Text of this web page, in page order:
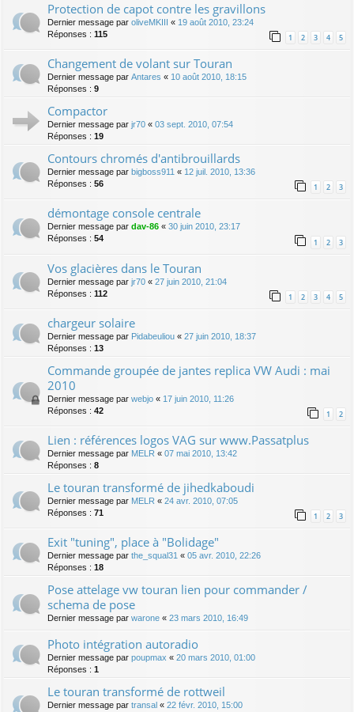
Protection de capot contre les gravillons
Dernier message par oliveMKIII « 19 août 2010, 23:24
Réponses : 115 1 2 3 4 5
Changement de volant sur Touran
Dernier message par Antares « 10 août 2010, 18:15
Réponses : 9
Compactor
Dernier message par jr70 « 03 sept. 2010, 07:54
Réponses : 19
Contours chromés d'antibrouillards
Dernier message par bigboss911 « 12 juil. 2010, 13:36
Réponses : 56 1 2 3
démontage console centrale
Dernier message par dav-86 « 30 juin 2010, 23:17
Réponses : 54 1 2 3
Vos glacières dans le Touran
Dernier message par jr70 « 27 juin 2010, 21:04
Réponses : 112 1 2 3 4 5
chargeur solaire
Dernier message par Pidabeuliou « 27 juin 2010, 18:37
Réponses : 13
Commande groupée de jantes replica VW Audi : mai
2010
Dernier message par webjo « 17 juin 2010, 11:26
Réponses : 42 1 2
Lien : références logos VAG sur www.Passatplus
Dernier message par MELR « 07 mai 2010, 13:42
Réponses : 8
Le touran transformé de jihedkaboudi
Dernier message par MELR « 24 avr. 2010, 07:05
Réponses : 71 1 2 3
Exit "tuning", place à "Bolidage"
Dernier message par the_squal31 « 05 avr. 2010, 22:26
Réponses : 18
Pose attelage vw touran lien pour commander /
schema de pose
Dernier message par warone « 23 mars 2010, 16:49
Photo intégration autoradio
Dernier message par poupmax « 20 mars 2010, 01:00
Réponses : 1
Le touran transformé de rottweil
Dernier message par transal « 22 févr. 2010, 15:00